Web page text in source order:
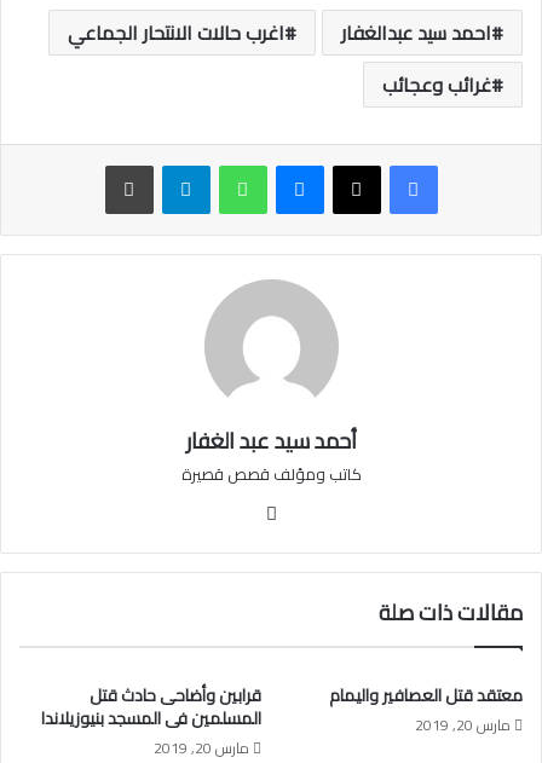
احمد سيد عبدالغفار
اغرب حالات الانتحار الجماعي
غرائب وعجائب
ماسنجر واتساب تيلقرام
أحمد سيد عبد الغفار
كاتب ومؤلف قصص قصيرة
مقالات ذات صلة
معتقد قتل العصافير واليمام
مارس 20, 2019
قرابين وأضاحى حادث قتل
المسلمين فى المسجد بنيوزيلاندا
مارس 20, 2019